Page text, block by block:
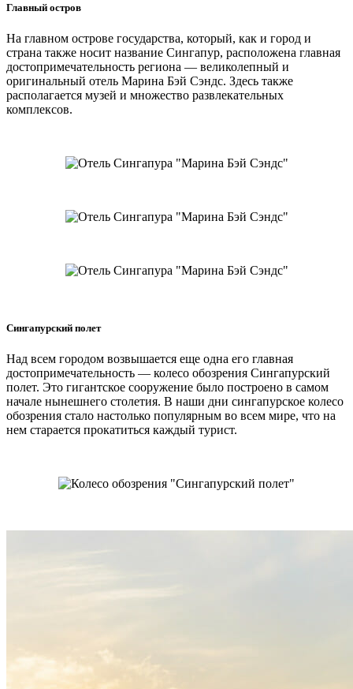
Главный остров
На главном острове государства, который, как и город и
страна также носит название Сингапур, расположена главная
достопримечательность региона — великолепный и
оригинальный отель Марина Бэй Сэндс. Здесь также
располагается музей и множество развлекательных
комплексов.
Сингапурский полет
Над всем городом возвышается еще одна его главная
достопримечательность — колесо обозрения Сингапурский
полет. Это гигантское сооружение было построено в самом
начале нынешнего столетия. В наши дни сингапурское колесо
обозрения стало настолько популярным во всем мире, что на
нем старается прокатиться каждый турист.